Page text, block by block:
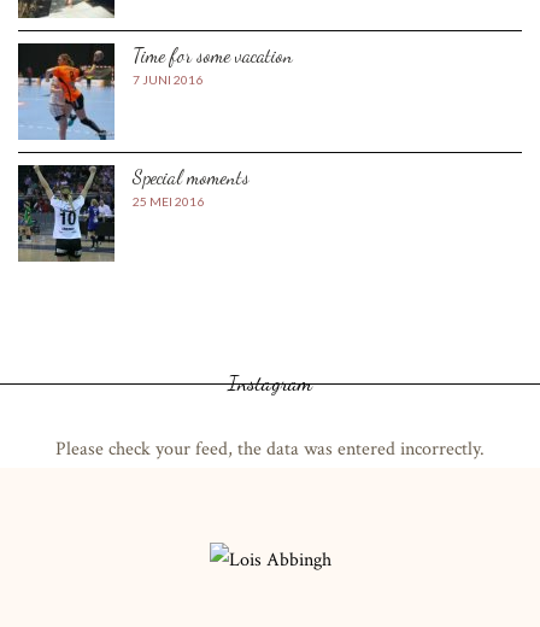
Time for some vacation
7 JUNI 2016
Special moments
25 MEI 2016
Instagram
Please check your feed, the data was entered incorrectly.